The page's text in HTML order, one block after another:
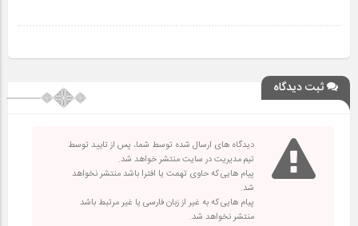
ثبت دیدگاه
دیدگاه های ارسال شده توسط شما، پس از تایید توسط
تیم مدیریت در سایت منتشر خواهد شد.
پیام هایی که حاوی تهمت یا افترا باشد منتشر نخواهد
شد.
پیام هایی که به غیر از زبان فارسی یا غیر مرتبط باشد
منتشر نخواهد شد.